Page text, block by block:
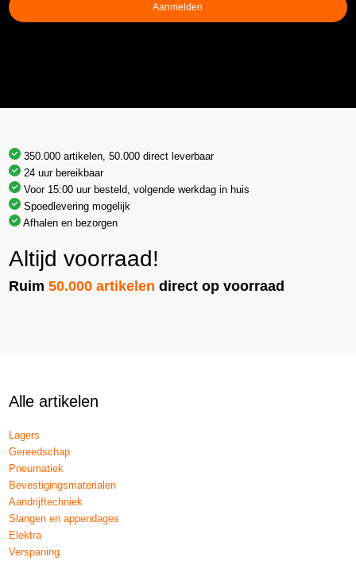
Aanmelden
350.000 artikelen, 50.000 direct leverbaar
24 uur bereikbaar
Voor 15:00 uur besteld, volgende werkdag in huis
Spoedlevering mogelijk
Afhalen en bezorgen
Altijd voorraad!
Ruim50.000 artikelen direct op voorraad
Alle artikelen
Lagers
Gereedschap
Pneumatiek
Bevestigingsmaterialen
Aandrijftechniek
Slangen en appendages
Elektra
Verspaning